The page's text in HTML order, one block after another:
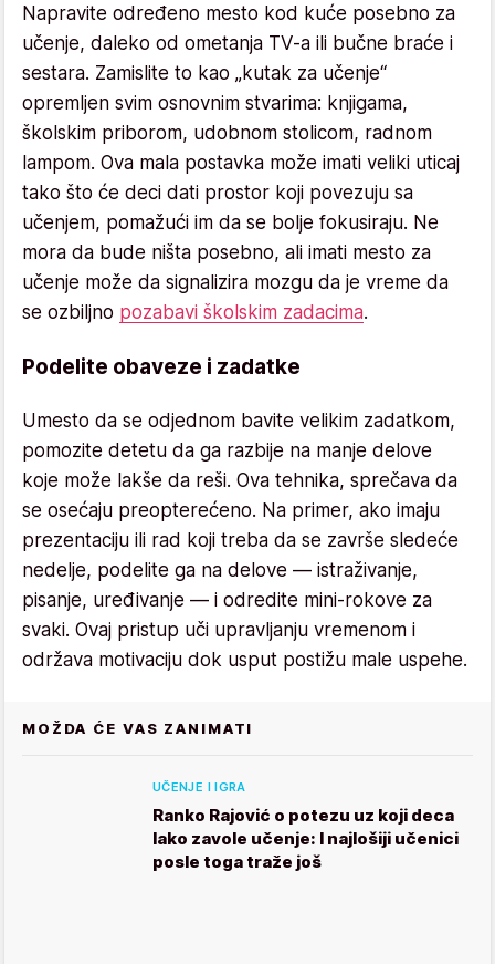
Napravite određeno mesto kod kuće posebno za
učenje, daleko od ometanja TV-a ili bučne braće i
sestara. Zamislite to kao „kutak za učenje“
opremljen svim osnovnim stvarima: knjigama,
školskim priborom, udobnom stolicom, radnom
lampom. Ova mala postavka može imati veliki uticaj
tako što će deci dati prostor koji povezuju sa
učenjem, pomažući im da se bolje fokusiraju. Ne
mora da bude ništa posebno, ali imati mesto za
učenje može da signalizira mozgu da je vreme da
se ozbiljno pozabavi školskim zadacima.
Podelite obaveze i zadatke
Umesto da se odjednom bavite velikim zadatkom,
pomozite detetu da ga razbije na manje delove
koje može lakše da reši. Ova tehnika, sprečava da
se osećaju preopterećeno. Na primer, ako imaju
prezentaciju ili rad koji treba da se završe sledeće
nedelje, podelite ga na delove — istraživanje,
pisanje, uređivanje — i odredite mini-rokove za
svaki. Ovaj pristup uči upravljanju vremenom i
održava motivaciju dok usput postižu male uspehe.
MOŽDA ĆE VAS ZANIMATI
UČENJE I IGRA
Ranko Rajović o potezu uz koji deca
lako zavole učenje: I najlošiji učenici
posle toga traže još